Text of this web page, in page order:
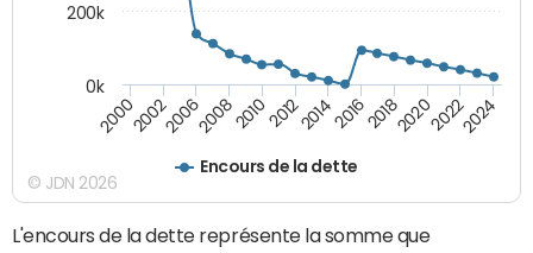
Encours de la dette
200020022006200820102012201420162018202020222024
0k
200k
© JDN 2026
L'encours de la dette représente la somme que